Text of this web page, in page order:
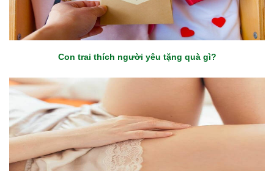
Con trai thích người yêu tặng quà gì?